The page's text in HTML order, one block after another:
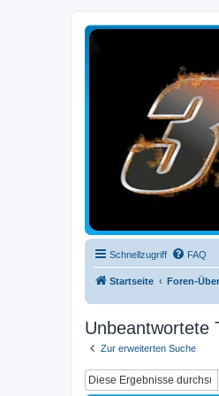
Honda, Yamaha, Kawasaki
Schnellzugriff FAQ
Startseite Foren-
Unbeantwortete
Zur erweiterten Suche